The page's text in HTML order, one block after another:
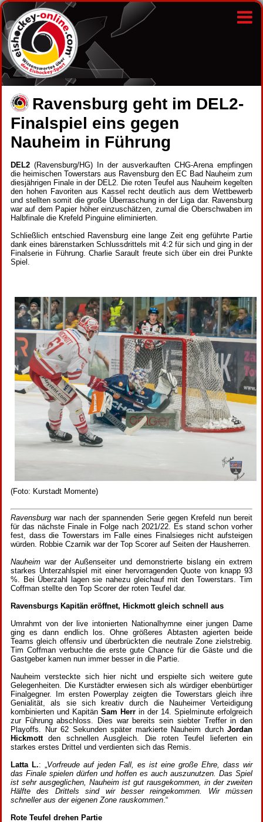
Ravensburg geht im DEL2-
Finalspiel eins gegen
Nauheim in Führung
DEL2 (Ravensburg/HG) In der ausverkauften CHG-Arena empfingen
die heimischen Towerstars aus Ravensburg den EC Bad Nauheim zum
diesjährigen Finale in der DEL2. Die roten Teufel aus Nauheim kegelten
den hohen Favoriten aus Kassel recht deutlich aus dem Wettbewerb
und stellten somit die große Überraschung in der Liga dar. Ravensburg
war auf dem Papier höher einzuschätzen, zumal die Oberschwaben im
Halbfinale die Krefeld Pinguine eliminierten.
Schließlich entschied Ravensburg eine lange Zeit eng geführte Partie
dank eines bärenstarken Schlussdrittels mit 4:2 für sich und ging in der
Finalserie in Führung. Charlie Sarault freute sich über ein drei Punkte
Spiel.
(Foto: Kurstadt Momente)
Ravensburg war nach der spannenden Serie gegen Krefeld nun bereit
für das nächste Finale in Folge nach 2021/22. Es stand schon vorher
fest, dass die Towerstars im Falle eines Finalsieges nicht aufsteigen
würden. Robbie Czarnik war der Top Scorer auf Seiten der Hausherren.
Nauheim war der Außenseiter und demonstrierte bislang ein extrem
starkes Unterzahlspiel mit einer hervorragenden Quote von knapp 93
%. Bei Überzahl lagen sie nahezu gleichauf mit den Towerstars. Tim
Coffman stellte den Top Scorer der roten Teufel dar.
Ravensburgs Kapitän eröffnet, Hickmott gleich schnell aus
Umrahmt von der live intonierten Nationalhymne einer jungen Dame
ging es dann endlich los. Ohne größeres Abtasten agierten beide
Teams gleich offensiv und überbrückten die neutrale Zone zielstrebig.
Tim Coffman verbuchte die erste gute Chance für die Gäste und die
Gastgeber kamen nun immer besser in die Partie.
Nauheim versteckte sich hier nicht und erspielte sich weitere gute
Gelegenheiten. Die Kurstädter erwiesen sich als würdiger ebenbürtiger
Finalgegner. Im ersten Powerplay zeigten die Towerstars gleich ihre
Genialität, als sie sich kreativ durch die Nauheimer Verteidigung
kombinierten und Kapitän Sam Herr in der 14. Spielminute erfolgreich
zur Führung abschloss. Dies war bereits sein siebter Treffer in den
Playoffs. Nur 62 Sekunden später markierte Nauheim durch Jordan
Hickmottden schnellen Ausgleich. Die roten Teufel lieferten ein
starkes erstes Drittel und verdienten sich das Remis.
Latta L.: „Vorfreude auf jeden Fall, es ist eine große Ehre, dass wir
das Finale spielen dürfen und hoffen es auch auszunutzen. Das Spiel
ist sehr ausgeglichen, Nauheim ist gut rausgekommen, in der zweiten
Hälfte des Drittels sind wir besser reingekommen. Wir müssen
schneller aus der eigenen Zone rauskommen.“
Rote Teufel drehen Partie